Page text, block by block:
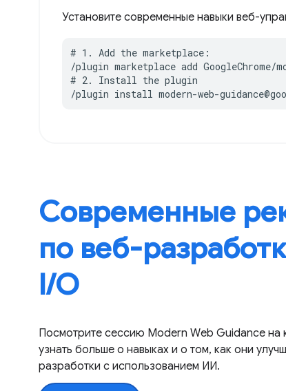
Установите современные навыки веб-
# 1. Add the marketplace:
/plugin marketplace add GoogleChrome/
# 2. Install the plugin
/plugin install modern-web-
Современные
по веб-
I / O
Посмотрите сессию Modern Web Guidance на
узнать больше о навыках и о том, как они
разработки с использованием ИИ.